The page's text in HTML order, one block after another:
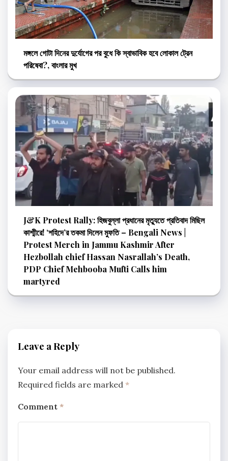
মঙ্গলে গোটা দিনের দুর্যোগের পর বুধে কি স্বাভাবিক হবে লোকাল ট্রেন
পরিষেবা?, বাংলার মুখ
J&K Protest Rally: হিজবুল্লা প্রধানের মৃত্যুতে প্রতিবাদ মিছিল
কাশ্মীরে! ‘শহিদে’র তকমা দিলেন মুফতি – Bengali News |
Protest Merch in Jammu Kashmir After
Hezbollah chief Hassan Nasrallah’s Death,
PDP Chief Mehbooba Mufti Calls him
martyred
Leave a Reply
Your email address will not be published.
Required fields are marked *
Comment *